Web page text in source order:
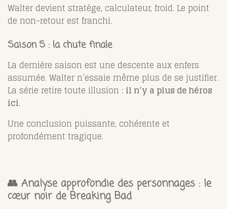
Walter devient stratège, calculateur, froid. Le point
de non-retour est franchi.
Saison 5 : la chute finale
La dernière saison est une descente aux enfers
assumée. Walter n’essaie même plus de se justifier.
La série retire toute illusion : il n’y a plus de héros
ici.
Une conclusion puissante, cohérente et
profondément tragique.
👥 Analyse approfondie des personnages : le
cœur noir de Breaking Bad